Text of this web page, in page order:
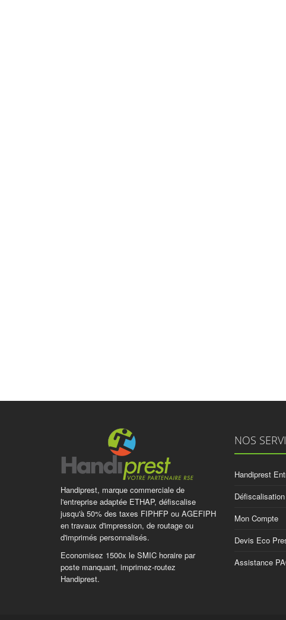
Handiprest, marque commerciale de
l'entreprise adaptée ETHAP, défiscalise
jusqu'à 50% des taxes FIPHFP ou AGEFIPH
en travaux d'impression, de routage ou
d'imprimés personnalisés.
Economisez 1500x le SMIC horaire par
poste manquant, imprimez-routez
Handiprest.
NOS
Handiprest
Mon Compte
Devis Eco
Assistance